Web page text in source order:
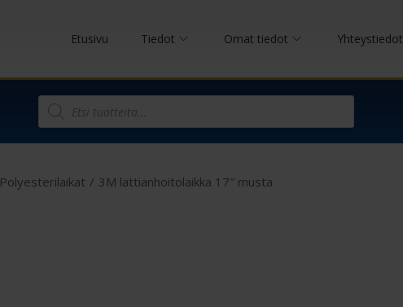
Etusivu Tiedot Omat tiedot Yhteystiedot
Polyesterilaikat / 3M lattianhoitolaikka 17″ musta